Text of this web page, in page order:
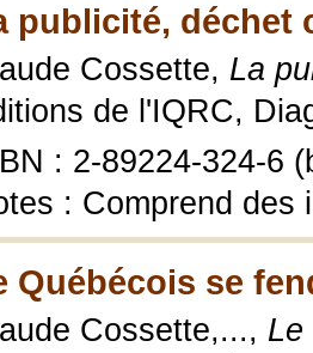
publicité, déchet
Cossette, La
de l'IQRC,
: 2-89224-324-6
: Comprend des
Québécois se
Cossette,..., Le